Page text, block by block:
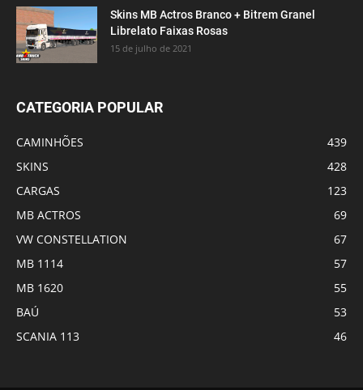
Skins MB Actros Branco + Bitrem Granel
Librelato Faixas Rosas
15 de julho de 2021
CATEGORIA POPULAR
CAMINHÕES
439
SKINS
428
CARGAS
123
MB ACTROS
69
VW CONSTELLATION
67
MB 1114
57
MB 1620
55
BAÚ
53
SCANIA 113
46